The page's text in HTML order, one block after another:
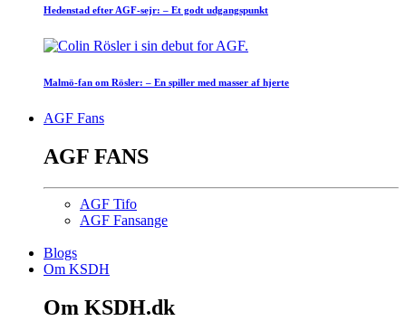
Hedenstad efter AGF-sejr: – Et godt udgangspunkt
Malmö-fan om Rösler: – En spiller med masser af hjerte
AGF Fans
AGF FANS
AGF Tifo
AGF Fansange
Blogs
Om KSDH
Om KSDH.dk